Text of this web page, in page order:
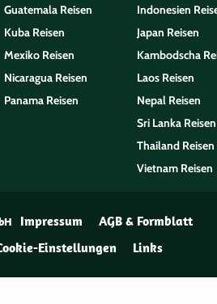
Guatemala Reisen
Kuba Reisen
Mexiko Reisen
Nicaragua Reisen
Panama Reisen
Indonesien
Japan Reisen
Kambodscha
Laos Reisen
Nepal Reisen
Sri Lanka Reisen
Thailand Reisen
Vietnam Reisen
Impressum
AGB & Formblatt
Einstellungen Links